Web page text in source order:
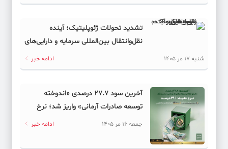
تشدید تحولات ژئوپلیتیک؛ آینده
نقل‌وانتقال بین‌المللی سرمایه و دارایی‌های
شنبه 17 مر 1405 ادامه خبر
آخرین سود ۲۷.۷ درصدی «اندوخته
توسعه صادرات آرمانی» واریز شد؛ نرخ
جدید ۲۹.۱ درصد
جمعه 16 مر 1405 ادامه خبر